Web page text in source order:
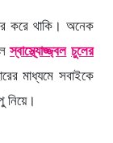
করে থাকি। অনেক
স্বাস্থ্যোজ্জ্বল চুলের
মাধ্যমে সবাইকে
নিয়ে।